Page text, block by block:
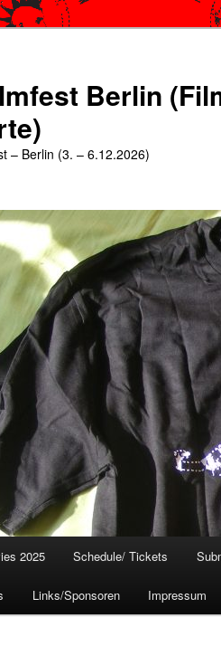
Berlin
– Berlin (3. – 6.12.2026)
2025 Schedule/ Tickets
Links/Sponsoren Impressum